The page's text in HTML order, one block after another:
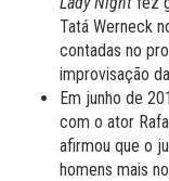
Tatá Werneck
contadas no
improvisação
Em junho de
com o ator
afirmou que o
homens mais